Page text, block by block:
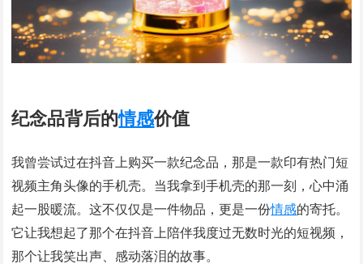
纪念品背后的情感价值
我曾尝试过在抖音上购买一款纪念品，那是一款印有热门短
视频主角头像的手机壳。当我拿到手机壳的那一刻，心中涌
起一股暖流。这不仅仅是一件物品，更是一份情感的寄托。
它让我想起了那个在抖音上陪伴我度过无数时光的短视频，
那个让我笑出声、感动落泪的故事。